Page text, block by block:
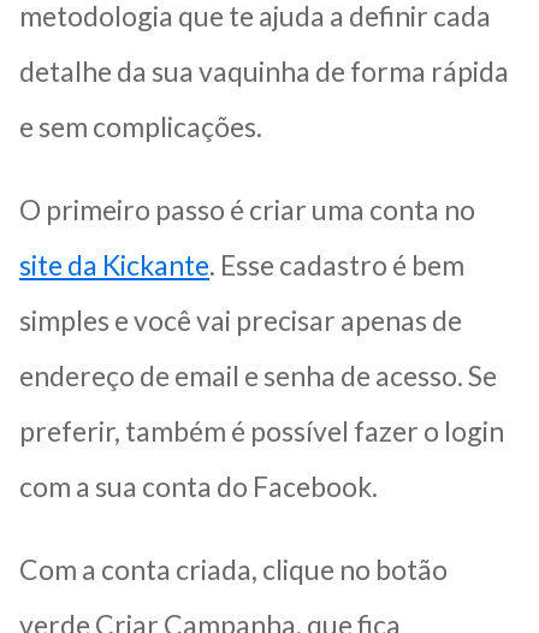
metodologia que te ajuda a definir cada
detalhe da sua vaquinha de forma rápida
e sem complicações.
O primeiro passo é criar uma conta no
site da Kickante. Esse cadastro é bem
simples e você vai precisar apenas de
endereço de email e senha de acesso. Se
preferir, também é possível fazer o login
com a sua conta do Facebook.
Com a conta criada, clique no botão
verde Criar Campanha, que fica